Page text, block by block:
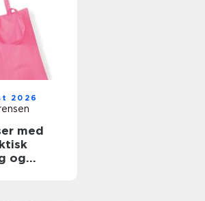
2026
med
og